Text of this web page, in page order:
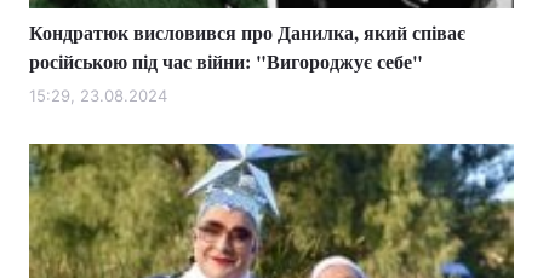
Кондратюк висловився про Данилка, який співає
російською під час війни: "Вигороджує себе"
15:29, 23.08.2024